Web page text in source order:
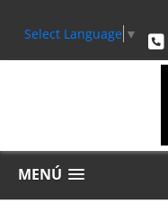
Select Language ▼
MENÚ